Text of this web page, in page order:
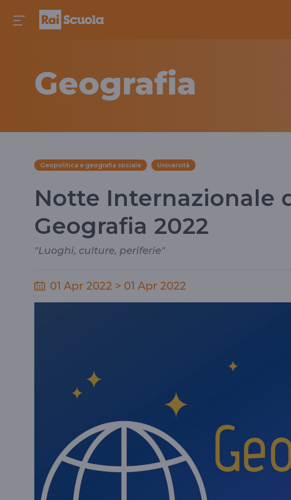
Geografia
Geopolitica e geografia sociale Università
Notte Internazionale
Geografia 2022
"Luoghi, culture, periferie"
01 Apr 2022 > 01 Apr 2022